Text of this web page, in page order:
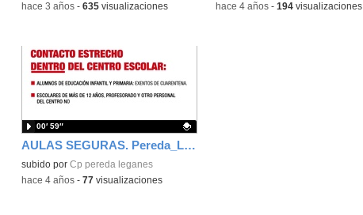
-hace 3 años- 635visualizaciones -hace 4 años- 194visualizaciones
AULAS SEGURAS. Pereda_Leganes
Contenido educativo.
subido por Cp pereda leganes
00′ 59″
-hace 4 años- 77visualizaciones